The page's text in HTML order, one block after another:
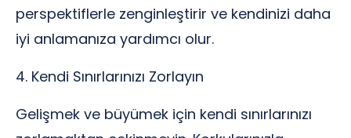
perspektiflerle zenginleştirir ve kendinizi daha
iyi anlamanıza yardımcı olur.
4. Kendi Sınırlarınızı Zorlayın
Gelişmek ve büyümek için kendi sınırlarınızı